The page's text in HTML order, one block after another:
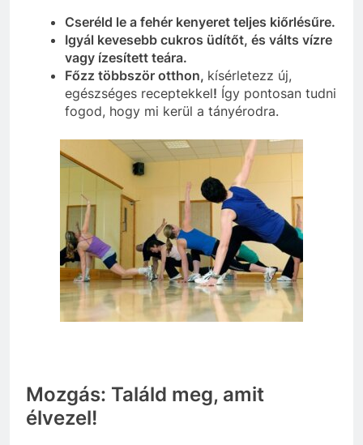
Cseréld le a fehér kenyeret teljes kiőrlésűre.
Igyál kevesebb cukros üdítőt, és válts vízre
vagy ízesített teára.
Főzz többször otthon, kísérletezz új,
egészséges receptekkel! Így pontosan tudni
fogod, hogy mi kerül a tányérodra.
Mozgás: Találd meg, amit
élvezel!